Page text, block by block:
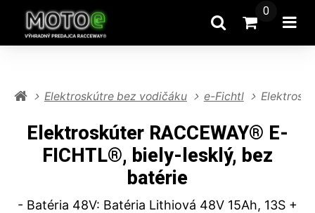
HľadaťPrejsť na
0
Elektroskútre bez vodičáku e-Fichtl
Elektroskúter RACCEWAY® E-
FICHTL®, biely-lesklý, bez
batérie
- Batéria 48V: Batéria Lithiová 48V 15Ah, 13S +